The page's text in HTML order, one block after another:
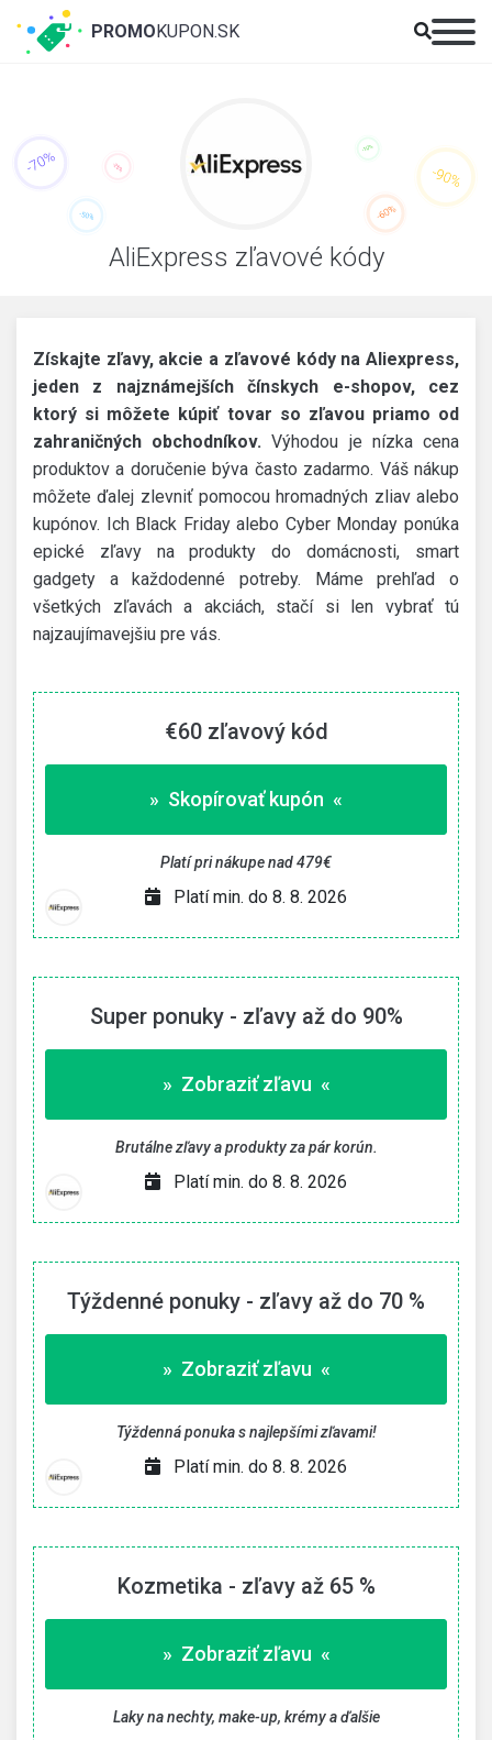
AliExpress zľavové kódy
Získajte zľavy, akcie a zľavové kódy na Aliexpress,
jeden z najznámejších čínskych e-shopov, cez
ktorý si môžete kúpiť tovar so zľavou priamo od
zahraničných obchodníkov.Výhodou je nízka cena
produktov a doručenie býva často zadarmo. Váš nákup
môžete ďalej zlevniť pomocou hromadných zliav alebo
kupónov. Ich Black Friday alebo Cyber Monday ponúka
epické zľavy na produkty do domácnosti, smart
gadgety a každodenné potreby. Máme prehľad o
všetkých zľavách a akciách, stačí si len vybrať tú
najzaujímavejšiu pre vás.
€60 zľavový kód
» Skopírovať kupón «
Platí pri nákupe nad 479€
Platí min. do 8. 8. 2026
Super ponuky - zľavy až do 90%
» Zobraziť zľavu «
Brutálne zľavy a produkty za pár korún.
Platí min. do 8. 8. 2026
Týždenné ponuky - zľavy až do 70 %
» Zobraziť zľavu «
Týždenná ponuka s najlepšími zľavami!
Platí min. do 8. 8. 2026
Kozmetika - zľavy až 65 %
» Zobraziť zľavu «
Laky na nechty, make-up, krémy a ďalšie
PROMOKUPON.SK